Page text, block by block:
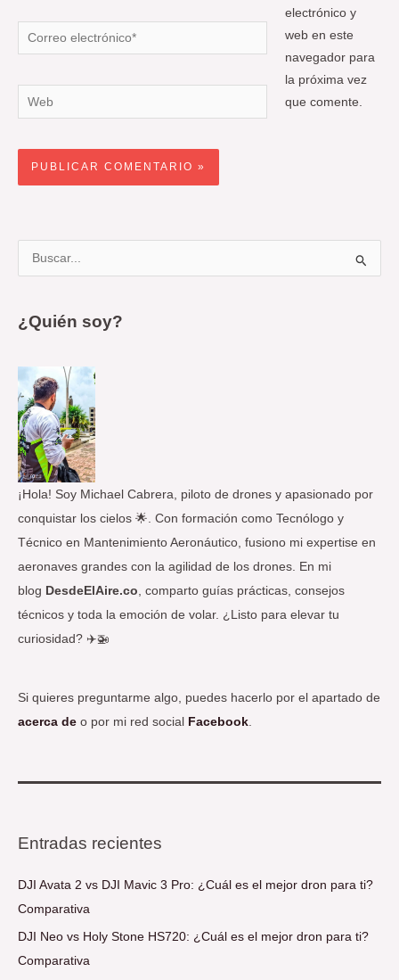
Correo
electrónico*
Web
electrónico y
web en este
navegador para
la próxima vez
que comente.
r
p
o
r
:
¿Quién soy?
¡Hola! Soy Michael Cabrera, piloto de drones y apasionado por
conquistar los cielos 🌟. Con formación como Tecnólogo y
Técnico en Mantenimiento Aeronáutico, fusiono mi expertise en
aeronaves grandes con la agilidad de los drones. En mi
blog DesdeElAire.co, comparto guías prácticas, consejos
técnicos y toda la emoción de volar. ¿Listo para elevar tu
curiosidad? ✈️🚁
Si quieres preguntarme algo, puedes hacerlo por el apartado de
acerca de o por mi red social Facebook
Entradas recientes
DJI Avata 2 vs DJI Mavic 3 Pro: ¿Cuál es el mejor dron para ti?
Comparativa
DJI Neo vs Holy Stone HS720: ¿Cuál es el mejor dron para ti?
Comparativa